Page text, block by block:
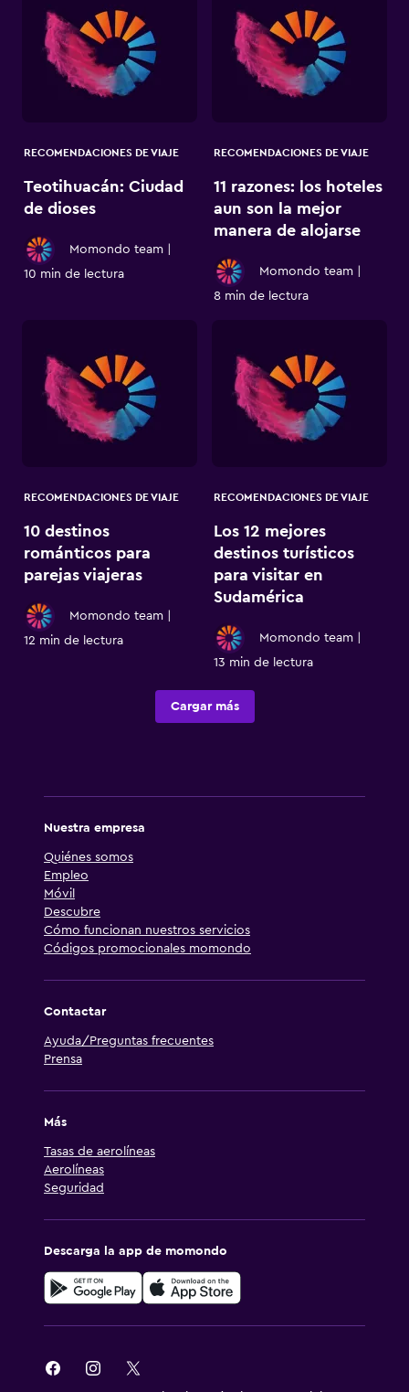
RECOMENDACIONES DE VIAJE
Teotihuacán: Ciudad
de dioses
Momondo team
10 min de lectura
RECOMENDACIONES DE VIAJE
11 razones: los hoteles
aun son la mejor
manera de alojarse
Momondo team
8 min de lectura
RECOMENDACIONES DE VIAJE
10 destinos
románticos para
parejas viajeras
Momondo team
12 min de lectura
RECOMENDACIONES DE VIAJE
Los 12 mejores
destinos turísticos
para visitar en
Sudamérica
Momondo team
13 min de lectura
Cargar más
Nuestra empresa
Quiénes somos
Empleo
Móvil
Descubre
Cómo funcionan nuestros servicios
Códigos promocionales momondo
Contactar
Ayuda/Preguntas frecuentes
Prensa
Más
Tasas de aerolíneas
Aerolíneas
Seguridad
Descarga la app de momondo